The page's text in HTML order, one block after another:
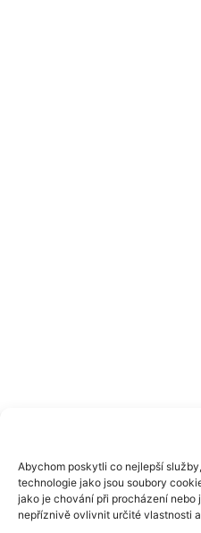
Abychom poskytli co nejlepší
technologie jako jsou soubory
jako je chování při procházení nebo
nepříznivě ovlivnit určité vlastnosti